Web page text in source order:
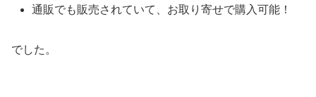
通販でも販売されていて、お取り寄せで購入可能！
でした。